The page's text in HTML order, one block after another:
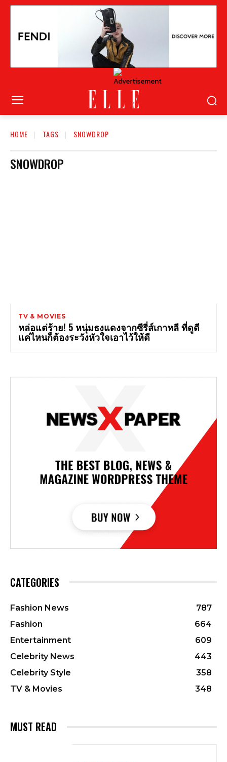
HOME TAGS SNOWDROP
SNOWDROP
TV & MOVIES
หล่อแต่ร้าย! 5 หนุ่มธงแดงจากซีรี่ส์เกาหลี ที่ดูดี
แค่ไหนก็ต้องระวังหัวใจเอาไว้ให้ดี
CATEGORIES
Fashion News
787
Fashion
664
Entertainment
609
Celebrity News
443
Celebrity Style
358
TV & Movies
348
MUST READ